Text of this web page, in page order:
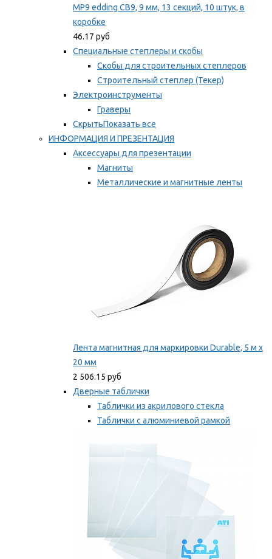
MP9 edding CB9, 9 мм, 13 секций, 10 штук, в
коробке
46.17 руб
Специальные степлеры и скобы
Скобы для строительных степлеров
Строительный степлер (Текер)
Электроинструменты
Граверы
СкрытьПоказать все
ИНФОРМАЦИЯ И ПРЕЗЕНТАЦИЯ
Аксессуары для презентации
Магниты
Металлические и магнитные ленты
Лента магнитная для маркировки Durable, 5 м х
20 мм
2 506.15 руб
Дверные таблички
Таблички из акрилового стекла
Таблички с алюминиевой рамкой